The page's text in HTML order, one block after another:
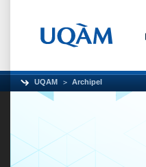
UQAM Archipel